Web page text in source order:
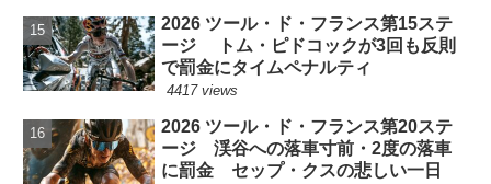
2026 ツール・ド・フランス第15ステ
ージ トム・ピドコックが3回も反則
で罰金にタイムペナルティ
4417 views
2026 ツール・ド・フランス第20ステ
ージ 渓谷への落車寸前・2度の落車
に罰金 セップ・クスの悲しい一日